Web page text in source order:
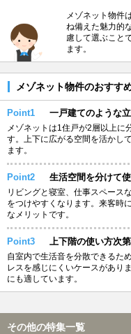
メゾネット物件
ね備えた魅力的
慮して選ぶこと
ます。
メゾネット物件のおすす
Point1 一戸建てのような
メゾネットは1住戸が2層以上に
す。上下に広がる空間を活かし
ます。
Point2 生活空間を分けて
リビングと寝室、仕事スペース
をつけやすくなります。来客時
なメリットです。
Point3 上下階の使い方次
自室内で生活音を分散できるた
レスを感じにくいケースがあり
にも適しています。
その他の特集一覧